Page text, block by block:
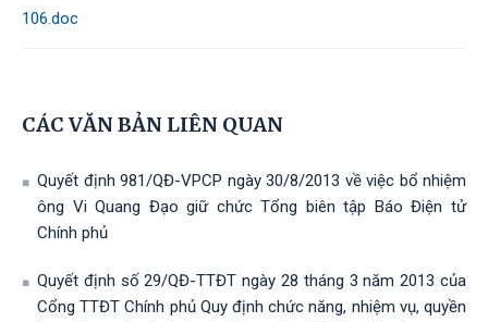
106.doc
CÁC VĂN BẢN LIÊN QUAN
Quyết định 981/QĐ-VPCP ngày 30/8/2013 về việc bổ nhiệm
ông Vi Quang Đạo giữ chức Tổng biên tập Báo Điện tử
Chính phủ
Quyết định số 29/QĐ-TTĐT ngày 28 tháng 3 năm 2013 của
Cổng TTĐT Chính phủ Quy định chức năng, nhiệm vụ, quyền